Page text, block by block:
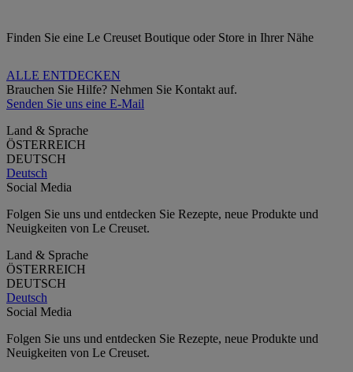
Finden Sie eine Le Creuset Boutique oder Store in Ihrer Nähe
ALLE ENTDECKEN
Brauchen Sie Hilfe? Nehmen Sie Kontakt auf.
Senden Sie uns eine E-Mail
Land & Sprache
ÖSTERREICH
DEUTSCH
Deutsch
Social Media
Folgen Sie uns und entdecken Sie Rezepte, neue Produkte und
Neuigkeiten von Le Creuset.
Land & Sprache
ÖSTERREICH
DEUTSCH
Deutsch
Social Media
Folgen Sie uns und entdecken Sie Rezepte, neue Produkte und
Neuigkeiten von Le Creuset.